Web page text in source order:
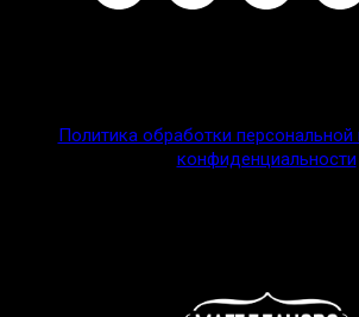
Политика обработки
конфиденциальности